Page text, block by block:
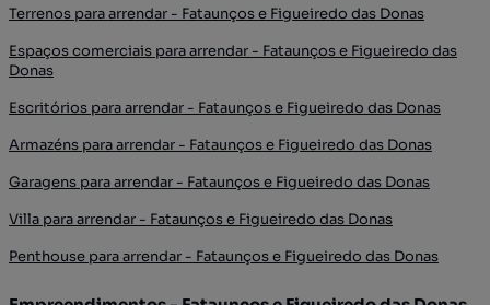
Terrenos para arrendar - Fataunços e Figueiredo das Donas
Espaços comerciais para arrendar - Fataunços e Figueiredo das
Donas
Escritórios para arrendar - Fataunços e Figueiredo das Donas
Armazéns para arrendar - Fataunços e Figueiredo das Donas
Garagens para arrendar - Fataunços e Figueiredo das Donas
Villa para arrendar - Fataunços e Figueiredo das Donas
Penthouse para arrendar - Fataunços e Figueiredo das Donas